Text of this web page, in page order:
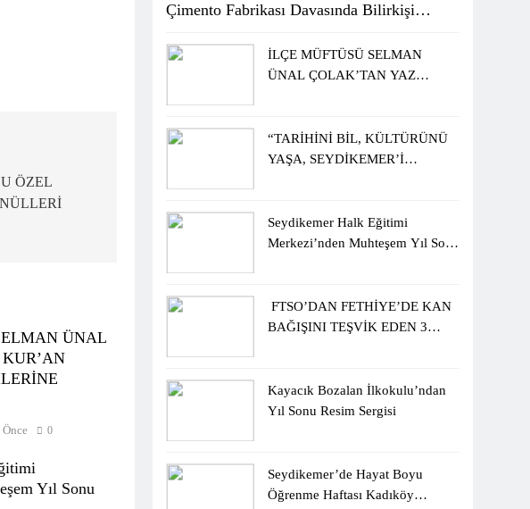
ÖZEL
ÜNAL
Önce 0
Yıl Sonu
Çimento Fabrikası Davasında Bilirkişi
İLÇE MÜFTÜSÜ SELMAN
ÜNAL ÇOLAK’TAN YAZ
“TARİHİNİ BİL, KÜLTÜRÜNÜ
YAŞA, SEYDİKEMER’İ
Seydikemer Halk Eğitimi
Merkezi’nden Muhteşem Yıl Sonu
FTSO’DAN FETHİYE’DE KAN
BAĞIŞINI TEŞVİK EDEN 3
Kayacık Bozalan İlkokulu’ndan
Yıl Sonu Resim Sergisi
Seydikemer’de Hayat Boyu
Öğrenme Haftası Kadıköy